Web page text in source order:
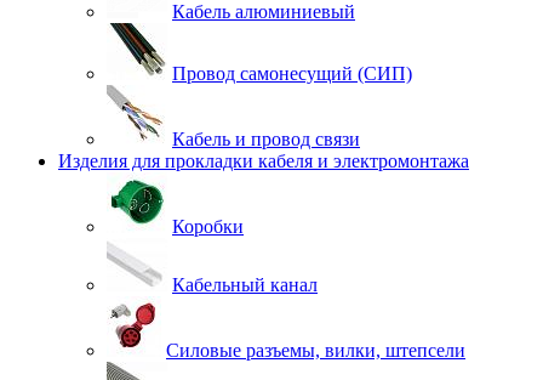
Кабель алюминиевый
Провод самонесущий (СИП)
Кабель и провод связи
Изделия для прокладки кабеля и электромонтажа
Коробки
Кабельный канал
Силовые разъемы, вилки, штепсели